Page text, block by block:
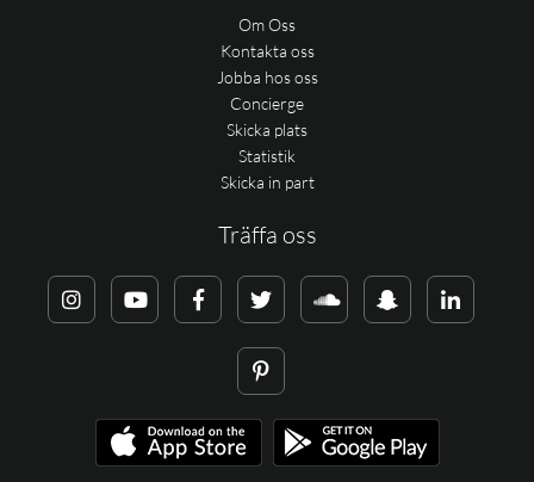
Om Oss
Kontakta oss
Jobba hos oss
Concierge
Skicka plats
Statistik
Skicka in part
Träffa oss